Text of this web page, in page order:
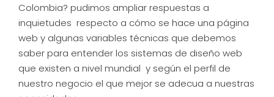
Colombia? pudimos ampliar respuestas a
inquietudes respecto a cómo se hace una página
web y algunas variables técnicas que debemos
saber para entender los sistemas de diseño web
que existen a nivel mundial y según el perfil de
nuestro negocio el que mejor se adecua a nuestras